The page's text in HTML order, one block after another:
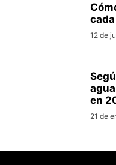
12 de
en
21 de